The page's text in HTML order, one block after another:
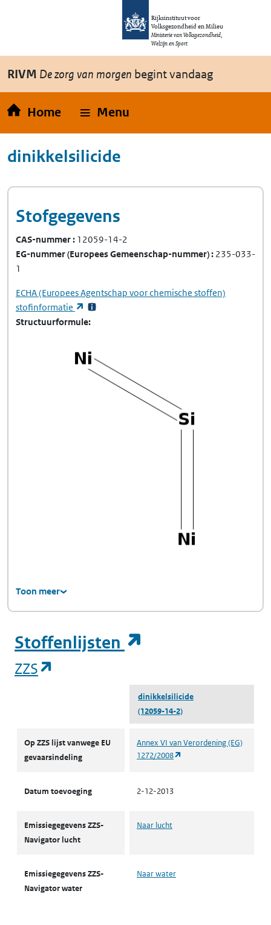
Overslaan en naar de inhoud gaan
Rijksinstituut voor
Volksgezondheid en Milieu
Ministerie van Volksgezondheid,
Welzijn en Sport
RIVM De zorg van morgen begint vandaag
Home Menu
dinikkelsilicide
Stofgegevens
CAS-nummer 12059-14-2
EG-nummer(Europees Gemeenschap-nummer) 235-033-
1
ECHA(Europees Agentschap voor chemische stoffen)
stofinformatie
(opent in een nieuw tabblad)
Structuurformule
Toon meer
Stoffenlijsten
ZZS
dinikkelsilicide
(12059-14-2)
Op ZZS lijst vanwege EU
gevaarsindeling
Annex VI van Verordening (EG)
1272/2008
Datum toevoeging 2-12-2013
Emissiegegevens ZZS-
Navigator lucht
Naar lucht
Emissiegegevens ZZS-
Navigator water
Naar water